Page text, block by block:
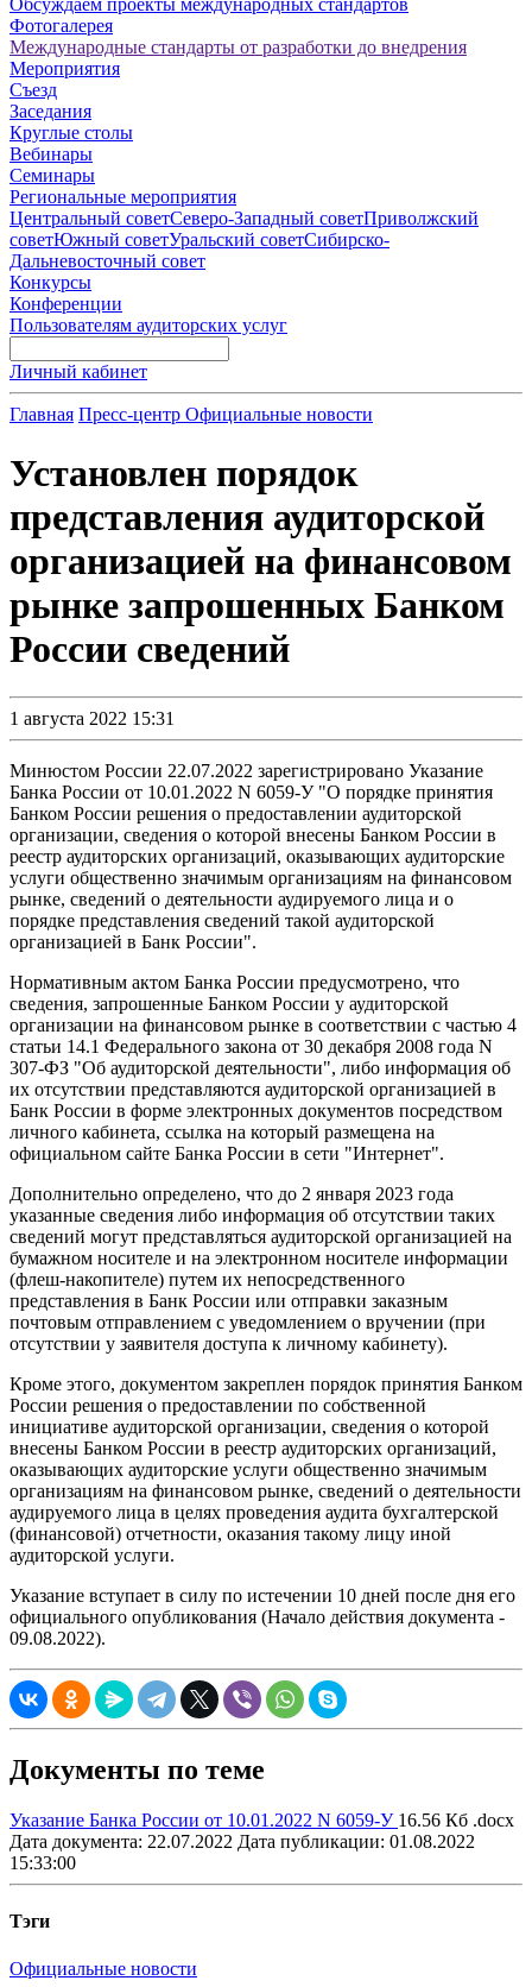
Обсуждаем проекты международных стандартов
Фотогалерея
Международные стандарты от разработки до внедрения
Мероприятия
Съезд
Заседания
Круглые столы
Вебинары
Семинары
Региональные мероприятия
Центральный советСеверо-Западный советПриволжский
советЮжный советУральский советСибирско-
Дальневосточный совет
Конкурсы
Конференции
Пользователям аудиторских услуг
Личный кабинет
Главная Пресс-центр Официальные новости
Установлен порядок
представления аудиторской
организацией на финансовом
рынке запрошенных Банком
России сведений
1 августа 2022 15:31
Минюстом России 22.07.2022 зарегистрировано Указание
Банка России от 10.01.2022 N 6059-У "О порядке принятия
Банком России решения о предоставлении аудиторской
организации, сведения о которой внесены Банком России в
реестр аудиторских организаций, оказывающих аудиторские
услуги общественно значимым организациям на финансовом
рынке, сведений о деятельности аудируемого лица и о
порядке представления сведений такой аудиторской
организацией в Банк России".
Нормативным актом Банка России предусмотрено, что
сведения, запрошенные Банком России у аудиторской
организации на финансовом рынке в соответствии с частью 4
статьи 14.1 Федерального закона от 30 декабря 2008 года N
307-ФЗ "Об аудиторской деятельности", либо информация об
их отсутствии представляются аудиторской организацией в
Банк России в форме электронных документов посредством
личного кабинета, ссылка на который размещена на
официальном сайте Банка России в сети "Интернет".
Дополнительно определено, что до 2 января 2023 года
указанные сведения либо информация об отсутствии таких
сведений могут представляться аудиторской организацией на
бумажном носителе и на электронном носителе информации
(флеш-накопителе) путем их непосредственного
представления в Банк России или отправки заказным
почтовым отправлением с уведомлением о вручении (при
отсутствии у заявителя доступа к личному кабинету).
Кроме этого, документом закреплен порядок принятия Банком
России решения о предоставлении по собственной
инициативе аудиторской организации, сведения о которой
внесены Банком России в реестр аудиторских организаций,
оказывающих аудиторские услуги общественно значимым
организациям на финансовом рынке, сведений о деятельности
аудируемого лица в целях проведения аудита бухгалтерской
(финансовой) отчетности, оказания такому лицу иной
аудиторской услуги.
Указание вступает в силу по истечении 10 дней после дня его
официального опубликования (Начало действия документа -
09.08.2022).
Документы по теме
Указание Банка России от 10.01.2022 N 6059-У 16.56 Кб .docx
Дата документа: 22.07.2022 Дата публикации: 01.08.2022
15:33:00
Тэги
Официальные новости